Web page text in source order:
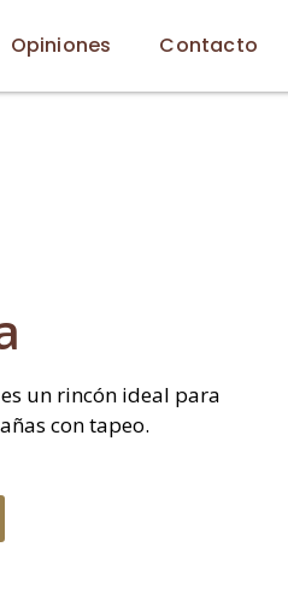
Opiniones Contacto
un rincón ideal para
con tapeo.